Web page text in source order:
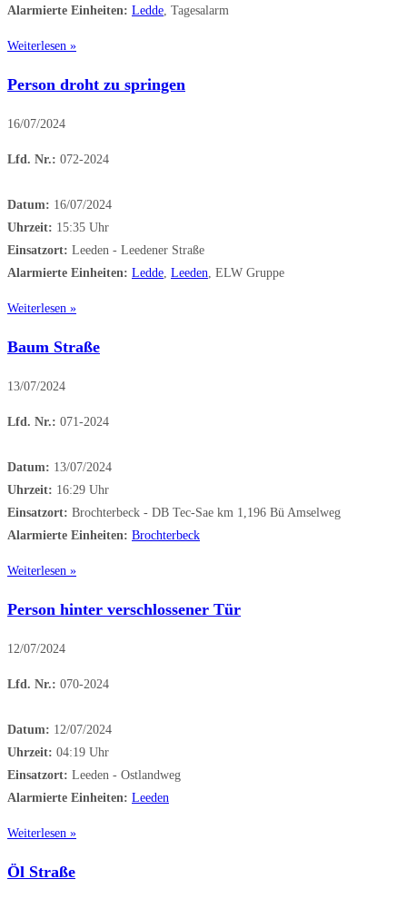
Alarmierte Einheiten: Ledde, Tagesalarm
Weiterlesen »
Person droht zu springen
16/07/2024
Lfd. Nr.: 072-2024
Datum: 16/07/2024
Uhrzeit: 15:35 Uhr
Einsatzort: Leeden - Leedener Straße
Alarmierte Einheiten: Ledde, Leeden, ELW Gruppe
Weiterlesen »
Baum Straße
13/07/2024
Lfd. Nr.: 071-2024
Datum: 13/07/2024
Uhrzeit: 16:29 Uhr
Einsatzort: Brochterbeck - DB Tec-Sae km 1,196 Bü Amselweg
Alarmierte Einheiten: Brochterbeck
Weiterlesen »
Person hinter verschlossener Tür
12/07/2024
Lfd. Nr.: 070-2024
Datum: 12/07/2024
Uhrzeit: 04:19 Uhr
Einsatzort: Leeden - Ostlandweg
Alarmierte Einheiten: Leeden
Weiterlesen »
Öl Straße